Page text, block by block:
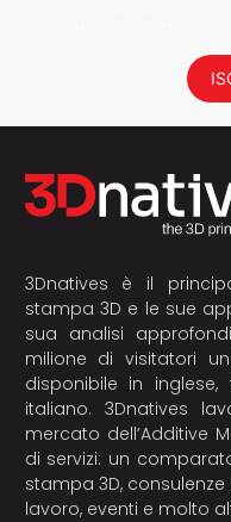
3Dnatives è il
stampa 3D e le sue
sua analisi
milione di visitatori
disponibile in
italiano. 3Dnatives
mercato dell’Additive
di servizi: un
stampa 3D,
lavoro, eventi e molto